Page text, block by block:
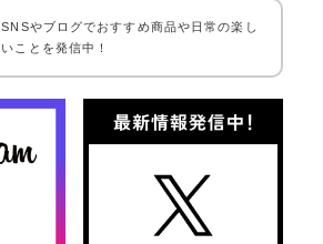
SNSやブログでおすすめ商品や日常の楽し
いことを発信中！